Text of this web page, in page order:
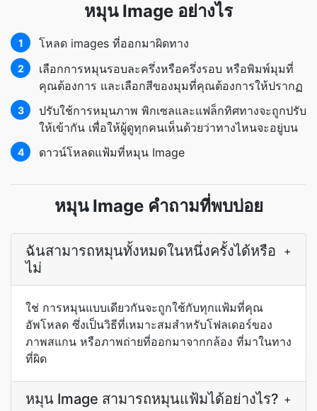
หมุน Image อย่างไร
1 โหลด images ที่ออกมาผิดทาง
2
เลือกการหมุนรอบละครึ่งหรือครึ่งรอบ หรือพิมพ์มุมที่
คุณต้องการ และเลือกสีของมุมที่คุณต้องการให้ปรากฏ
3
ปรับใช้การหมุนภาพ พิกเซลและแฟล็กทิศทางจะถูกปรับ
ให้เข้ากัน เพื่อให้ผู้ดูทุกคนเห็นด้วยว่าทางไหนจะอยู่บน
4 ดาวน์โหลดแฟ้มที่หมุน Image
หมุน Image คำถามที่พบบ่อย
ฉันสามารถหมุนทั้งหมดในหนึ่งครั้งได้หรือ
ไม่
+
ใช่ การหมุนแบบเดียวกันจะถูกใช้กับทุกแฟ้มที่คุณ
อัพโหลด ซึ่งเป็นวิธีที่เหมาะสมสำหรับโฟลเดอร์ของ
ภาพสแกน หรือภาพถ่ายที่ออกมาจากกล้อง ที่มาในทาง
ที่ผิด
หมุน Image สามารถหมุนแฟ้มได้อย่างไร? +